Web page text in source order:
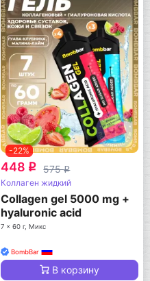
-22%
448 q 575q
Коллаген жидкий
Collagen gel 5000 mg +
hyaluronic acid
7 x 60 г, Микс
BombBar
В корзину